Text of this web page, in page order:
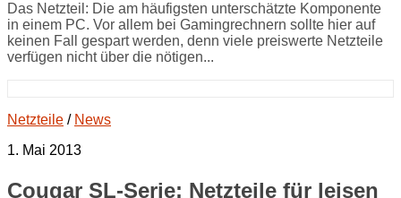
Das Netzteil: Die am häufigsten unterschätzte Komponente
in einem PC. Vor allem bei Gamingrechnern sollte hier auf
keinen Fall gespart werden, denn viele preiswerte Netzteile
verfügen nicht über die nötigen...
Netzteile / News
1. Mai 2013
Cougar SL-Serie: Netzteile für leisen